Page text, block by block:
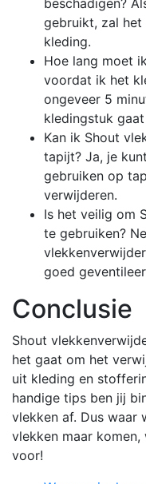
gebruikt, zal het
kleding.
Hoe lang moet
voordat ik het
ongeveer 5
kledingstuk gaat
Kan ik Shout
tapijt? Ja, je
gebruiken op
verwijderen.
Is het veilig om
te gebruiken?
goed
Conclusie
Shout
het gaat om het
uit kleding en
handige tips ben jij
vlekken af. Dus waar
vlekken maar
voor!